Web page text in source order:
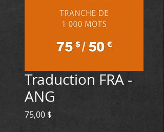
Traduction FRA -
ANG
75,00 $